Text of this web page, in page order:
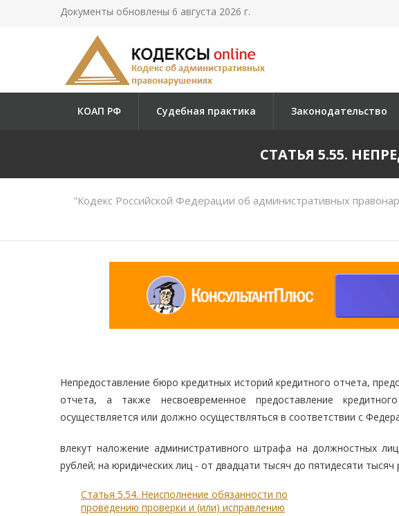
Документы обновлены 6 августа 2026 г.
КОАП РФ Судебная практика Законодательство
СТАТЬЯ 5.55.
"Кодекс Российской Федерации об административных
Непредоставление бюро кредитных историй кредитного отчета,
отчета, а также несвоевременное предоставление
осуществляется или должно осуществляться в соответствии с
влекут наложение административного штрафа на должностных
рублей; на юридических лиц - от двадцати тысяч до пятидесяти тысяч
Статья 5.54. Неисполнение обязанности по
проведению проверки и (или) исправлению